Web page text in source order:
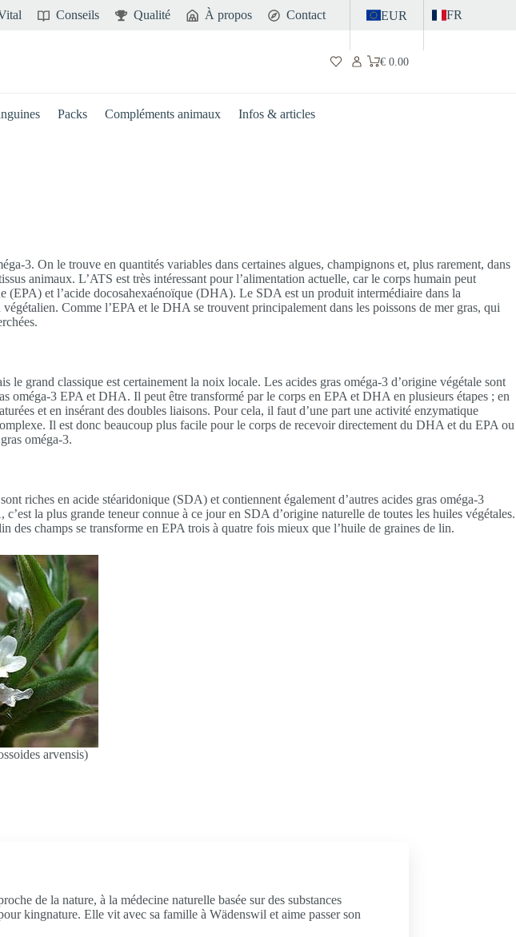
Conseils Qualité À propos Contact EUR FR
Panier
€0.00
Packs Compléments animaux Infos & articles
3. On le trouve en quantités variables dans certaines algues, champignons et, plus rarement, dans
animaux. L’ATS est très intéressant pour l’alimentation actuelle, car le corps humain peut
(EPA) et l’acide docosahexaénoïque (DHA). Le SDA est un produit intermédiaire dans la
Comme l’EPA et le DHA se trouvent principalement dans les poissons de mer gras, qui
grand classique est certainement la noix locale. Les acides gras oméga-3 d’origine végétale sont
oméga-3 EPA et DHA. Il peut être transformé par le corps en EPA et DHA en plusieurs étapes ; en
et en insérant des doubles liaisons. Pour cela, il faut d’une part une activité enzymatique
Il est donc beaucoup plus facile pour le corps de recevoir directement du DHA et du EPA ou
oméga-3.
riches en acide stéaridonique (SDA) et contiennent également d’autres acides gras oméga-3
la plus grande teneur connue à ce jour en SDA d’origine naturelle de toutes les huiles végétales.
des champs se transforme en EPA trois à quatre fois mieux que l’huile de graines de lin.
arvensis)
de la nature, à la médecine naturelle basée sur des substances
kingnature. Elle vit avec sa famille à Wädenswil et aime passer son